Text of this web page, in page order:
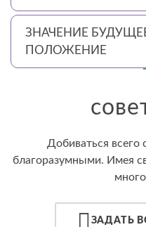
ЗНАЧЕНИЕ
ПОЛОЖЕНИЕ
Добиваться всего
благоразумными. Имея
ЗАДАТЬ